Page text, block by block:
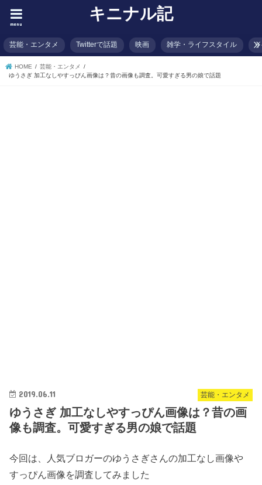
キニナル記
menu
芸能・エンタメ Twitterで話題 映画 雑学・ライフスタイル
HOME
芸能・エンタメ
ゆうさぎ 加工なしやすっぴん画像は？昔の画像も調査。可愛すぎる男の娘で話題
芸能・エンタメ
2019.06.11
ゆうさぎ 加工なしやすっぴん画像は？昔の画
像も調査。可愛すぎる男の娘で話題
今回は、人気ブロガーのゆうさぎさんの加工なし画像や
すっぴん画像を調査してみました